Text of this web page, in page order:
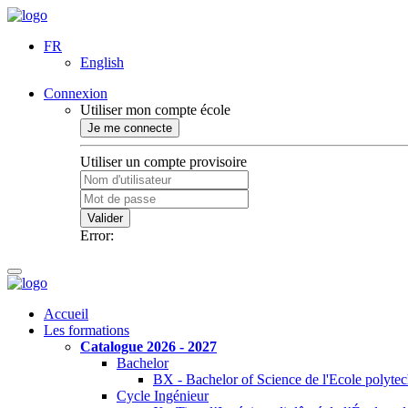
FR
English
Connexion
Utiliser mon compte école
Je me connecte
Utiliser un compte provisoire
Valider
Error:
Accueil
Les formations
Catalogue 2026 - 2027
Bachelor
BX - Bachelor of Science de l'Ecole
Cycle Ingénieur